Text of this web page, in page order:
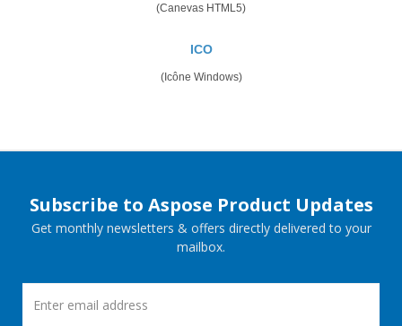
(Canevas HTML5)
ICO
(Icône Windows)
Subscribe to Aspose Product Updates
Get monthly newsletters & offers directly delivered to your
mailbox.